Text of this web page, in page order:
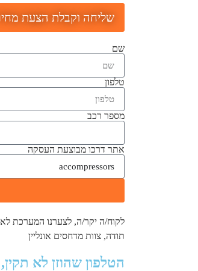
שליחה וקבלת הצעת
שם
טלפון
מספר רכב
אתר דרכו מבוצעת העסקה
לקוח/ה יקר/ה, לצערנו המערכת לא
תודה, צוות מדחסים אונליין
הטלפון שהוזן לא